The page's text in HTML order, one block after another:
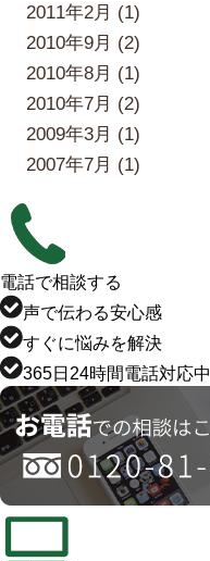
2011年2月 (1)
2010年9月 (2)
2010年8月 (1)
2010年7月 (2)
2009年3月 (1)
2007年7月 (1)
電話で相談する
声で伝わる安心感
すぐに悩みを解決
365日24時間電話対応中